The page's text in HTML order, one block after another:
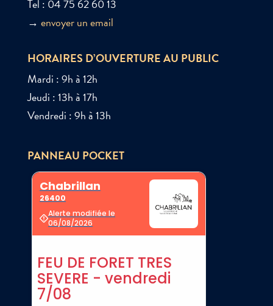
Tel : 04 75 62 60 13
→ envoyer un email
HORAIRES D’OUVERTURE AU PUBLIC
Mardi : 9h à 12h
Jeudi : 13h à 17h
Vendredi : 9h à 13h
PANNEAU POCKET